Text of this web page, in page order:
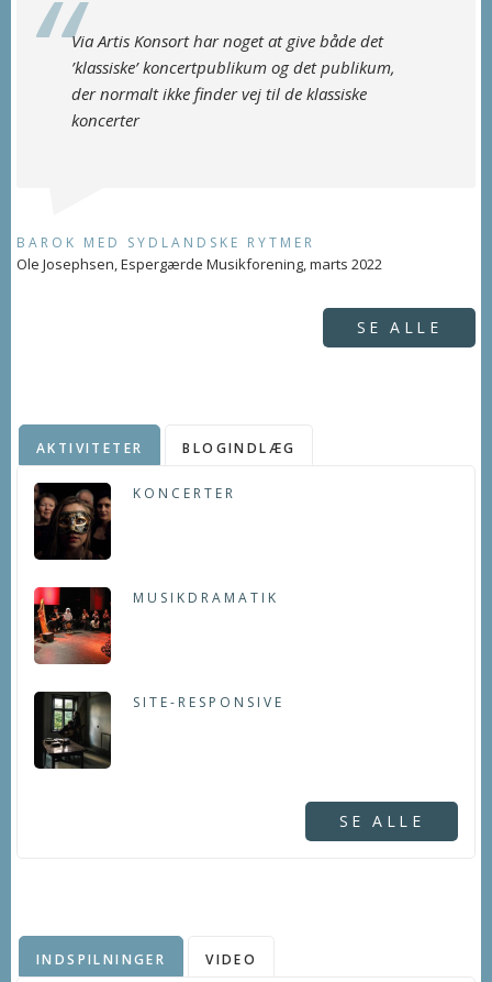
Via Artis Konsort har noget at give både det
’klassiske’ koncertpublikum og det publikum,
der normalt ikke finder vej til de klassiske
koncerter
BAROK MED SYDLANDSKE RYTMER
Ole Josephsen, Espergærde Musikforening, marts 2022
SE ALLE
AKTIVITETER BLOGINDLÆG
KONCERTER
MUSIKDRAMATIK
SITE-RESPONSIVE
SE ALLE
INDSPILNINGER VIDEO